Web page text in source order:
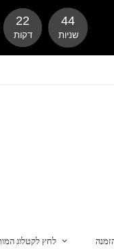
לחץ לקטלוג
22
דקות
43
שניות